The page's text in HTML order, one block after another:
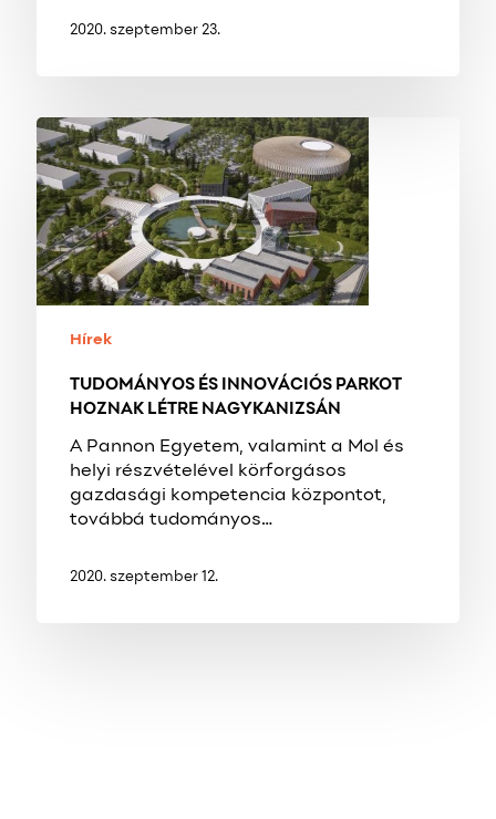
2020. szeptember 23.
TUDOMÁNYOS
ÉS
INNOVÁCIÓS
PARKOT
HOZNAK
LÉTRE
NAGYKANIZSÁN
Hírek
TUDOMÁNYOS ÉS INNOVÁCIÓS PARKOT
HOZNAK LÉTRE NAGYKANIZSÁN
A Pannon Egyetem, valamint a Mol és
helyi részvételével körforgásos
gazdasági kompetencia központot,
továbbá tudományos…
2020. szeptember 12.